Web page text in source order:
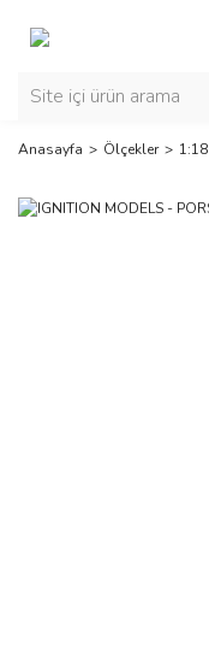
Anasayfa Ölçekler 1:18